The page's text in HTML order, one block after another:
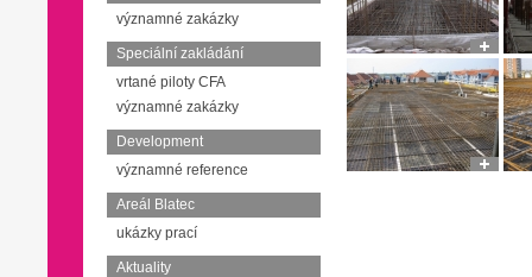
významné zakázky
Speciální zakládání
vrtané piloty CFA
významné zakázky
Development
významné reference
Areál Blatec
ukázky prací
Aktuality